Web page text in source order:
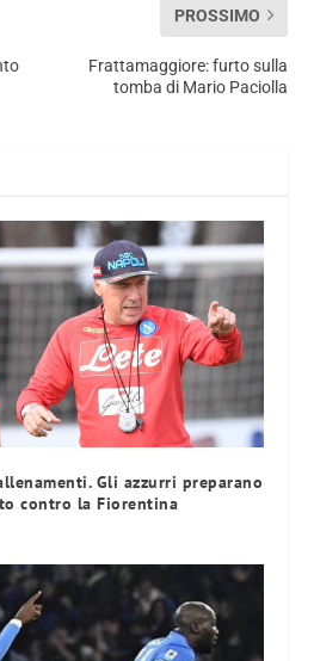
PROSSIMO
Frattamaggiore: furto sulla
tomba di Mario Paciolla
Gli azzurri preparano
contro la Fiorentina